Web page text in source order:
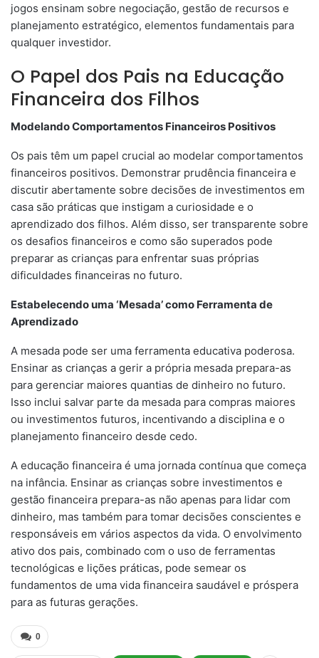
jogos ensinam sobre negociação, gestão de recursos e
planejamento estratégico, elementos fundamentais para
qualquer investidor.
O Papel dos Pais na Educação
Financeira dos Filhos
Modelando Comportamentos Financeiros Positivos
Os pais têm um papel crucial ao modelar comportamentos
financeiros positivos. Demonstrar prudência financeira e
discutir abertamente sobre decisões de investimentos em
casa são práticas que instigam a curiosidade e o
aprendizado dos filhos. Além disso, ser transparente sobre
os desafios financeiros e como são superados pode
preparar as crianças para enfrentar suas próprias
dificuldades financeiras no futuro.
Estabelecendo uma ‘Mesada’ como Ferramenta de
Aprendizado
A mesada pode ser uma ferramenta educativa poderosa.
Ensinar as crianças a gerir a própria mesada prepara-as
para gerenciar maiores quantias de dinheiro no futuro.
Isso inclui salvar parte da mesada para compras maiores
ou investimentos futuros, incentivando a disciplina e o
planejamento financeiro desde cedo.
A educação financeira é uma jornada contínua que começa
na infância. Ensinar as crianças sobre investimentos e
gestão financeira prepara-as não apenas para lidar com
dinheiro, mas também para tomar decisões conscientes e
responsáveis em vários aspectos da vida. O envolvimento
ativo dos pais, combinado com o uso de ferramentas
tecnológicas e lições práticas, pode semear os
fundamentos de uma vida financeira saudável e próspera
para as futuras gerações.
0